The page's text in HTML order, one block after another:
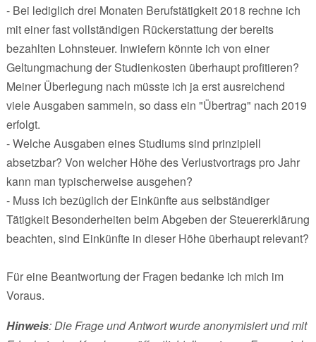
- Bei lediglich drei Monaten Berufstätigkeit 2018 rechne ich
mit einer fast vollständigen Rückerstattung der bereits
bezahlten Lohnsteuer. Inwiefern könnte ich von einer
Geltungmachung der Studienkosten überhaupt profitieren?
Meiner Überlegung nach müsste ich ja erst ausreichend
viele Ausgaben sammeln, so dass ein "Übertrag" nach 2019
erfolgt.
- Welche Ausgaben eines Studiums sind prinzipiell
absetzbar? Von welcher Höhe des Verlustvortrags pro Jahr
kann man typischerweise ausgehen?
- Muss ich bezüglich der Einkünfte aus selbständiger
Tätigkeit Besonderheiten beim Abgeben der Steuererklärung
beachten, sind Einkünfte in dieser Höhe überhaupt relevant?
Für eine Beantwortung der Fragen bedanke ich mich im
Voraus.
Hinweis: Die Frage und Antwort wurde anonymisiert und mit